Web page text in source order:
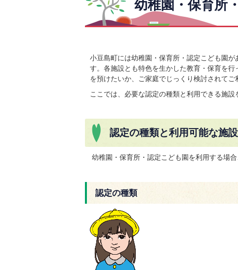
幼稚園・保育所
小豆島町には幼稚園・保育所・認定こども園
す。各施設とも特色を生かした教育・保育を
を預けたいか、ご家庭でじっくり検討されてご
ここでは、必要な認定の種類と利用できる施設
認定の種類と利用可能な施設
幼稚園・保育所・認定こども園を利用する場
認定の種類